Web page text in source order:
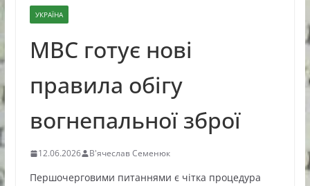
УКРАЇНА
МВС готує нові
правила обігу
вогнепальної зброї
12.06.2026 В'ячеслав Семенюк
Першочерговими питаннями є чітка процедура